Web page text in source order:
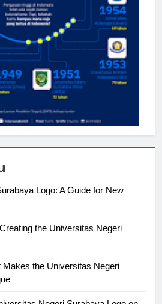
Logo: A Guide for New
the Universitas Negeri
the Universitas Negeri